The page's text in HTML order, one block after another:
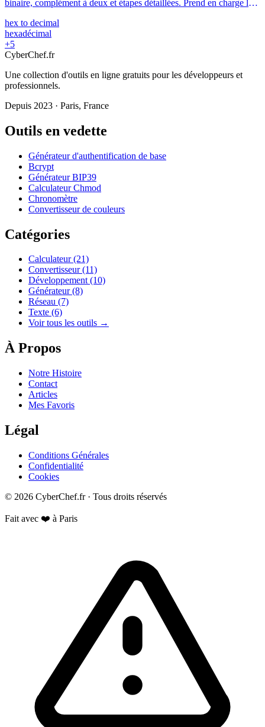
binaire, complément à deux et étapes détaillées. Prend en charge les
hex to decimal
hexadécimal
+5
CyberChef.fr
Une collection d'outils en ligne gratuits pour les développeurs et
professionnels.
Depuis 2023 · Paris, France
Outils en vedette
Générateur d'authentification de base
Bcrypt
Générateur BIP39
Calculateur Chmod
Chronomètre
Convertisseur de couleurs
Catégories
Calculateur(21)
Convertisseur(11)
Développement(10)
Générateur(8)
Réseau (7)
Texte (6)
Voir tous les outils →
À Propos
Notre Histoire
Contact
Articles
Mes Favoris
Légal
Conditions Générales
Confidentialité
Cookies
© 2026 CyberChef.fr · Tous droits réservés
Fait avec ❤️ à Paris